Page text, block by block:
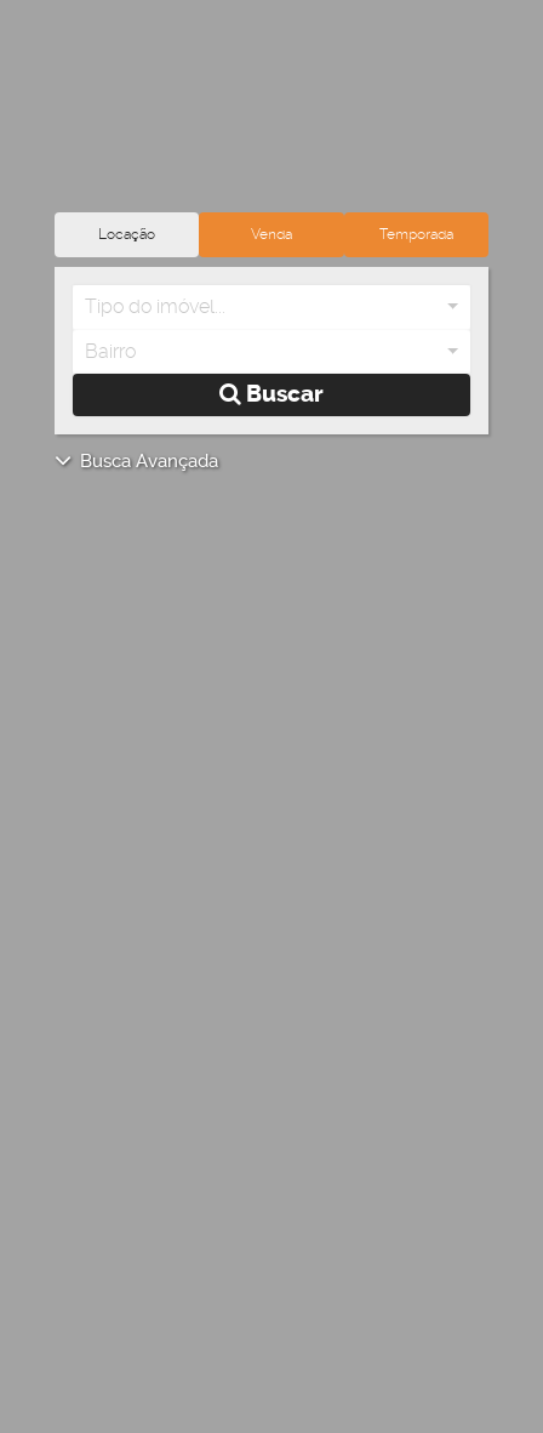
Locação Venda Temporada
Tipo do imóvel...
Bairro
Buscar
Busca Avançada